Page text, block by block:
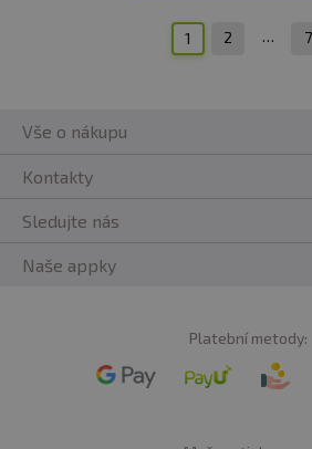
1 2 … 7
Vše o nákupu
Kontakty
Sledujte nás
Naše appky
Platební metody: